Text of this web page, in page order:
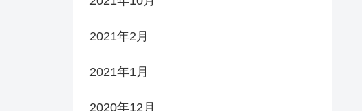
2021年2月
2021年1月
2020年12月